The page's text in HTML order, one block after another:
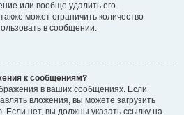
или вообще удалить его.
может ограничить количество
в сообщении.
к сообщениям?
в ваших сообщениях. Если
вложения, вы можете загрузить
нет, вы должны указать ссылку на